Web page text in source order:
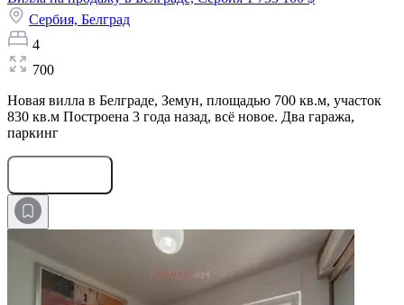
Сербия, Белград
4
700
Новая вилла в Белграде, Земун, площадью 700 кв.м, участок
830 кв.м Построена 3 года назад, всё новое. Два гаража,
паркинг